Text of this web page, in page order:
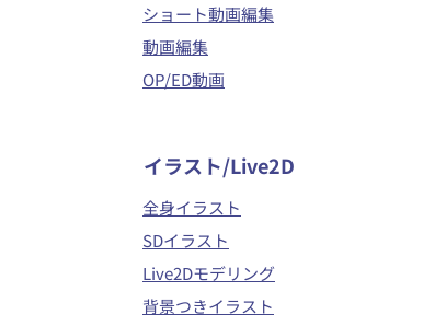
ショート動画編集
動画編集
OP/ED動画
イラスト/Live2D
全身イラスト
SDイラスト
Live2Dモデリング
背景つきイラスト